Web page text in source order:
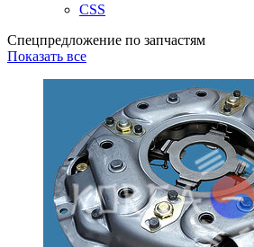
CSS
Спецпредложение по запчастям
Показать все